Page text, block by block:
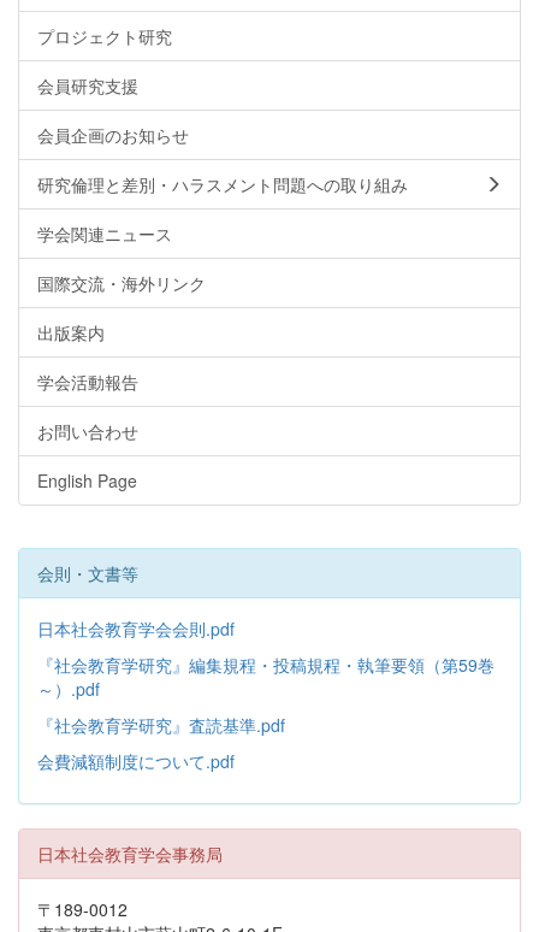
プロジェクト研究
会員研究支援
会員企画のお知らせ
研究倫理と差別・ハラスメント問題への取り組み
学会関連ニュース
国際交流・海外リンク
出版案内
学会活動報告
お問い合わせ
English Page
会則・文書等
日本社会教育学会会則.pdf
『社会教育学研究』編集規程・投稿規程・執筆要領（第59巻
～）.pdf
『社会教育学研究』査読基準.pdf
会費減額制度について.pdf
日本社会教育学会事務局
〒189-0012